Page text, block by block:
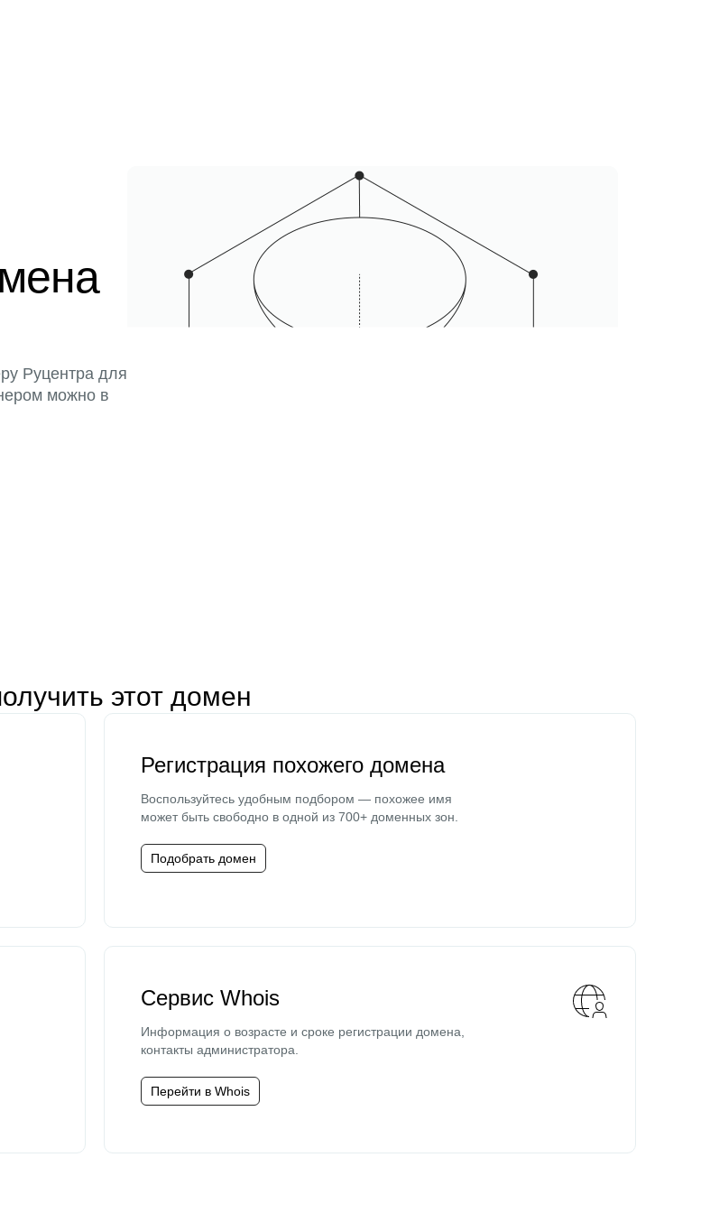
Руцентра для
можно в
этот домен
Регистрация похожего домена
Воспользуйтесь удобным подбором — похожее имя
может быть свободно в одной из 700+ доменных зон.
Подобрать домен
Сервис Whois
Информация о возрасте и сроке регистрации домена,
контакты администратора.
Перейти в Whois